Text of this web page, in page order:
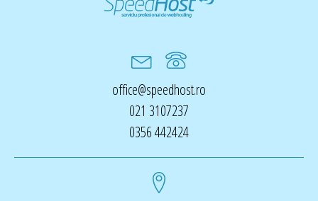
office@speedhost.ro
021 3107237
0356 442424